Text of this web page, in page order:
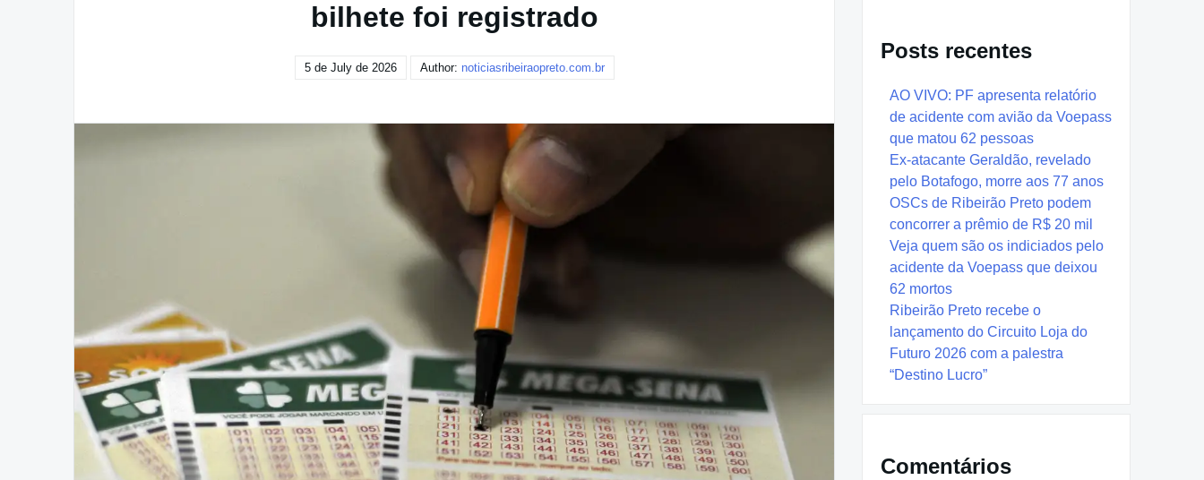
bilhete foi registrado
5 de July de 2026 Author: noticiasribeiraopreto.com.br
Posts recentes
AO VIVO: PF apresenta relatório
de acidente com avião da Voepass
que matou 62 pessoas
Ex-atacante Geraldão, revelado
pelo Botafogo, morre aos 77 anos
OSCs de Ribeirão Preto podem
concorrer a prêmio de R$ 20 mil
Veja quem são os indiciados pelo
acidente da Voepass que deixou
62 mortos
Ribeirão Preto recebe o
lançamento do Circuito Loja do
Futuro 2026 com a palestra
“Destino Lucro”
Comentários